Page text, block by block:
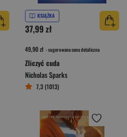
KSIĄŻKA
37,99 zł
49,90 zł - sugerowana cena detaliczna
Zliczyć cuda
Nicholas Sparks
7,3 (1013)